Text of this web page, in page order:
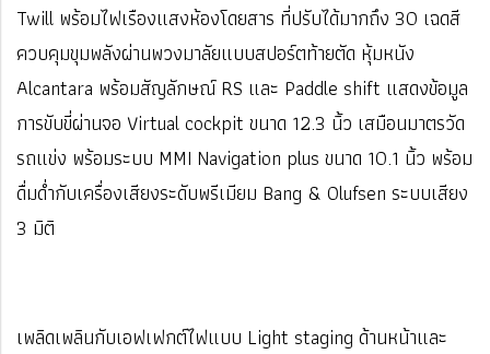
Twill พร้อมไฟเรืองแสงห้องโดยสาร ที่ปรับได้มากถึง 30 เฉดสี
ควบคุมขุมพลังผ่านพวงมาลัยแบบสปอร์ตท้ายตัด หุ้มหนัง
Alcantara พร้อมสัญลักษณ์ RS และ Paddle shift แสดงข้อมูล
การขับขี่ผ่านจอ Virtual cockpit ขนาด 12.3 นิ้ว เสมือนมาตรวัด
รถแข่ง พร้อมระบบ MMI Navigation plus ขนาด 10.1 นิ้ว พร้อม
ดื่มด่ำกับเครื่องเสียงระดับพรีเมียม Bang & Olufsen ระบบเสียง
3 มิติ
เพลิดเพลินกับเอฟเฟกต์ไฟแบบ Light staging ด้านหน้าและ